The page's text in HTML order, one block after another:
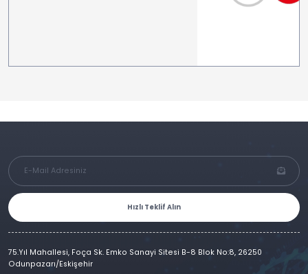
Hızlı Teklif Alın
75.Yıl Mahallesi, Foça Sk. Emko Sanayi Sitesi B-8 Blok No:8, 26250
Odunpazarı/Eskişehir